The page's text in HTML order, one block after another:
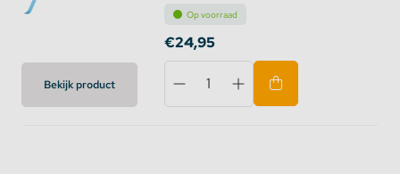
Bekijk product
Op voorraad
€24,95